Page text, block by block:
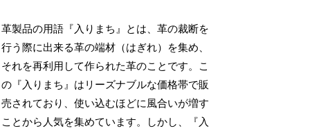
革製品の用語『入りまち』とは、革の裁断を
行う際に出来る革の端材（はぎれ）を集め、
それを再利用して作られた革のことです。こ
の『入りまち』はリーズナブルな価格帯で販
売されており、使い込むほどに風合いが増す
ことから人気を集めています。しかし、『入